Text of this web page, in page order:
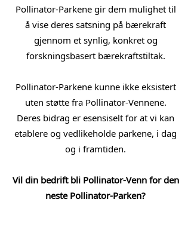
Pollinator-Parkene gir dem mulighet til
å vise deres satsning på bærekraft
gjennom et synlig, konkret og
forskningsbasert bærekraftstiltak.
Pollinator-Parkene kunne ikke eksistert
uten støtte fra Pollinator-Vennene.
Deres bidrag er esensiselt for at vi kan
etablere og vedlikeholde parkene, i dag
og i framtiden.
Vil din bedrift bli Pollinator-Venn for den
neste Pollinator-Parken?